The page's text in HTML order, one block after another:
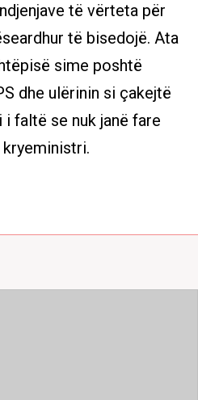
të vërteta për
të bisedojë. Ata
sime poshtë
dhe ulërinin si çakejtë
faltë se nuk janë fare
kryeministri.